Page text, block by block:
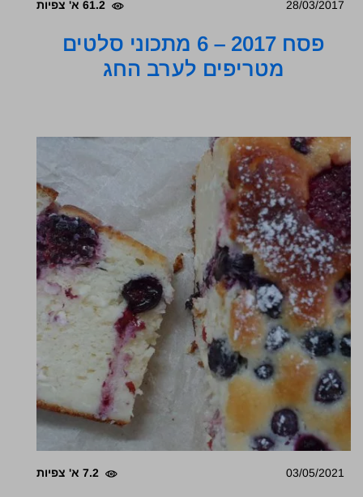
28/03/2017 61.2 א' צפיות
פסח 2017 – 6 מתכוני סלטים
מטריפים לערב החג
03/05/2021 7.2 א' צפיות